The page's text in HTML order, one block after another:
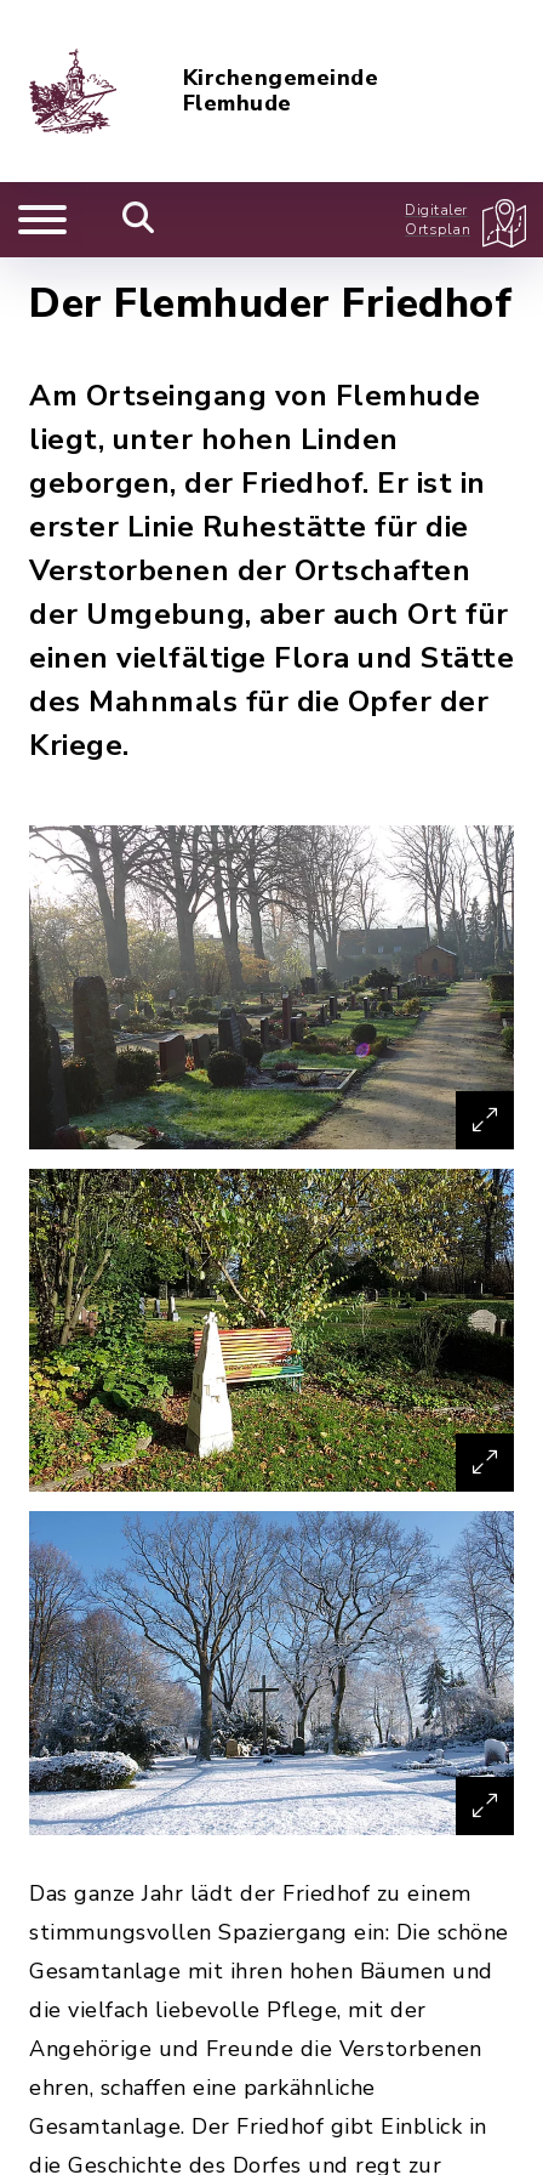
Kirchengemeinde
Flemhude
Digitaler
Ortsplan
Der Flemhuder Friedhof
Am Ortseingang von Flemhude
liegt, unter hohen Linden
geborgen, der Friedhof. Er ist in
erster Linie Ruhestätte für die
Verstorbenen der Ortschaften
der Umgebung, aber auch Ort für
einen vielfältige Flora und Stätte
des Mahnmals für die Opfer der
Kriege.
Das ganze Jahr lädt der Friedhof zu einem
stimmungsvollen Spaziergang ein: Die schöne
Gesamtanlage mit ihren hohen Bäumen und
die vielfach liebevolle Pflege, mit der
Angehörige und Freunde die Verstorbenen
ehren, schaffen eine parkähnliche
Gesamtanlage. Der Friedhof gibt Einblick in
die Geschichte des Dorfes und regt zur